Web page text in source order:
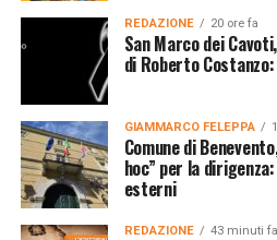
REDAZIONE 20 ore fa
San Marco dei
di Roberto
GIAMMARCO FELEPPA
Comune di
hoc” per la
esterni
REDAZIONE 43 minuti fa